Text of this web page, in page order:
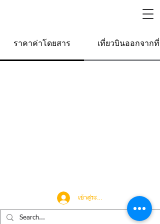
ราคาค่าโดยสาร เที่ยวบินออกจากที่นี่
เข้าสู่ระบบ